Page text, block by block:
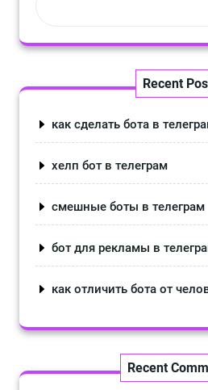
Recent
как сделать бота в
хелп бот в телеграм
смешные боты в телеграм
бот для рекламы в
как отличить бота от
Recent